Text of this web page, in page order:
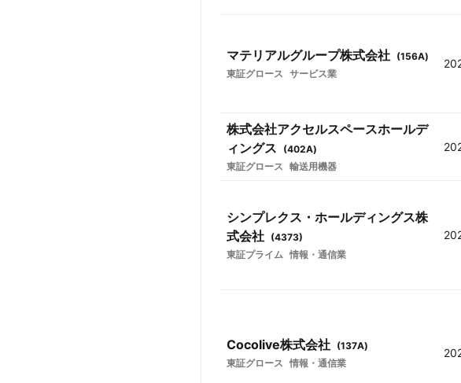
マテリアルグループ株式会社 (156A)
東証グロース サービス業
株式会社アクセルスペースホールデ
ィングス
(402A)
東証グロース 輸送用機器
シンプレクス・ホールディングス株
式会社 (4373)
東証プライム 情報・通信業
Cocolive株式会社 (137A)
東証グロース 情報・通信業